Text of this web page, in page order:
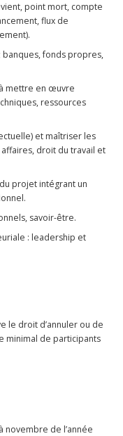
point mort, compte
flux de
banques, fonds propres,
mettre en œuvre
ressources
et maîtriser les
droit du travail et
projet intégrant un
savoir-être.
: leadership et
le droit d’annuler ou de
minimal de participants
novembre de l’année